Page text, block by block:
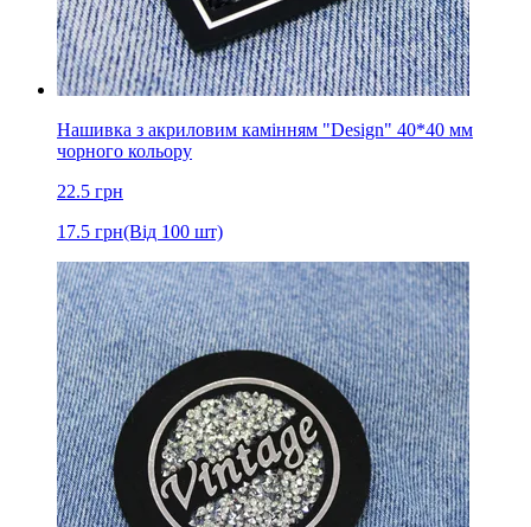
Нашивка з акриловим камінням "Design" 40*40 мм
чорного кольору
22.5 грн
17.5 грн(Від 100 шт)